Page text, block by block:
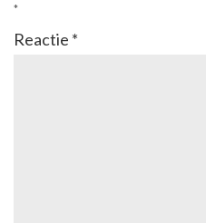
*
Reactie *